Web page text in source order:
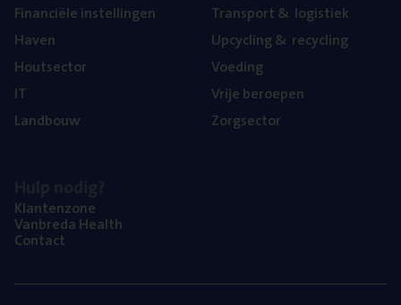
Finan­ci­ë­le instellingen
Haven
Hout­sec­tor
IT
Land­bouw
Trans­port& logistiek
Upcy­cling& recycling
Voe­ding
Vrije beroe­pen
Zorg­sec­tor
Klan­ten­zo­ne
Van­b­re­da Health
Con­tact